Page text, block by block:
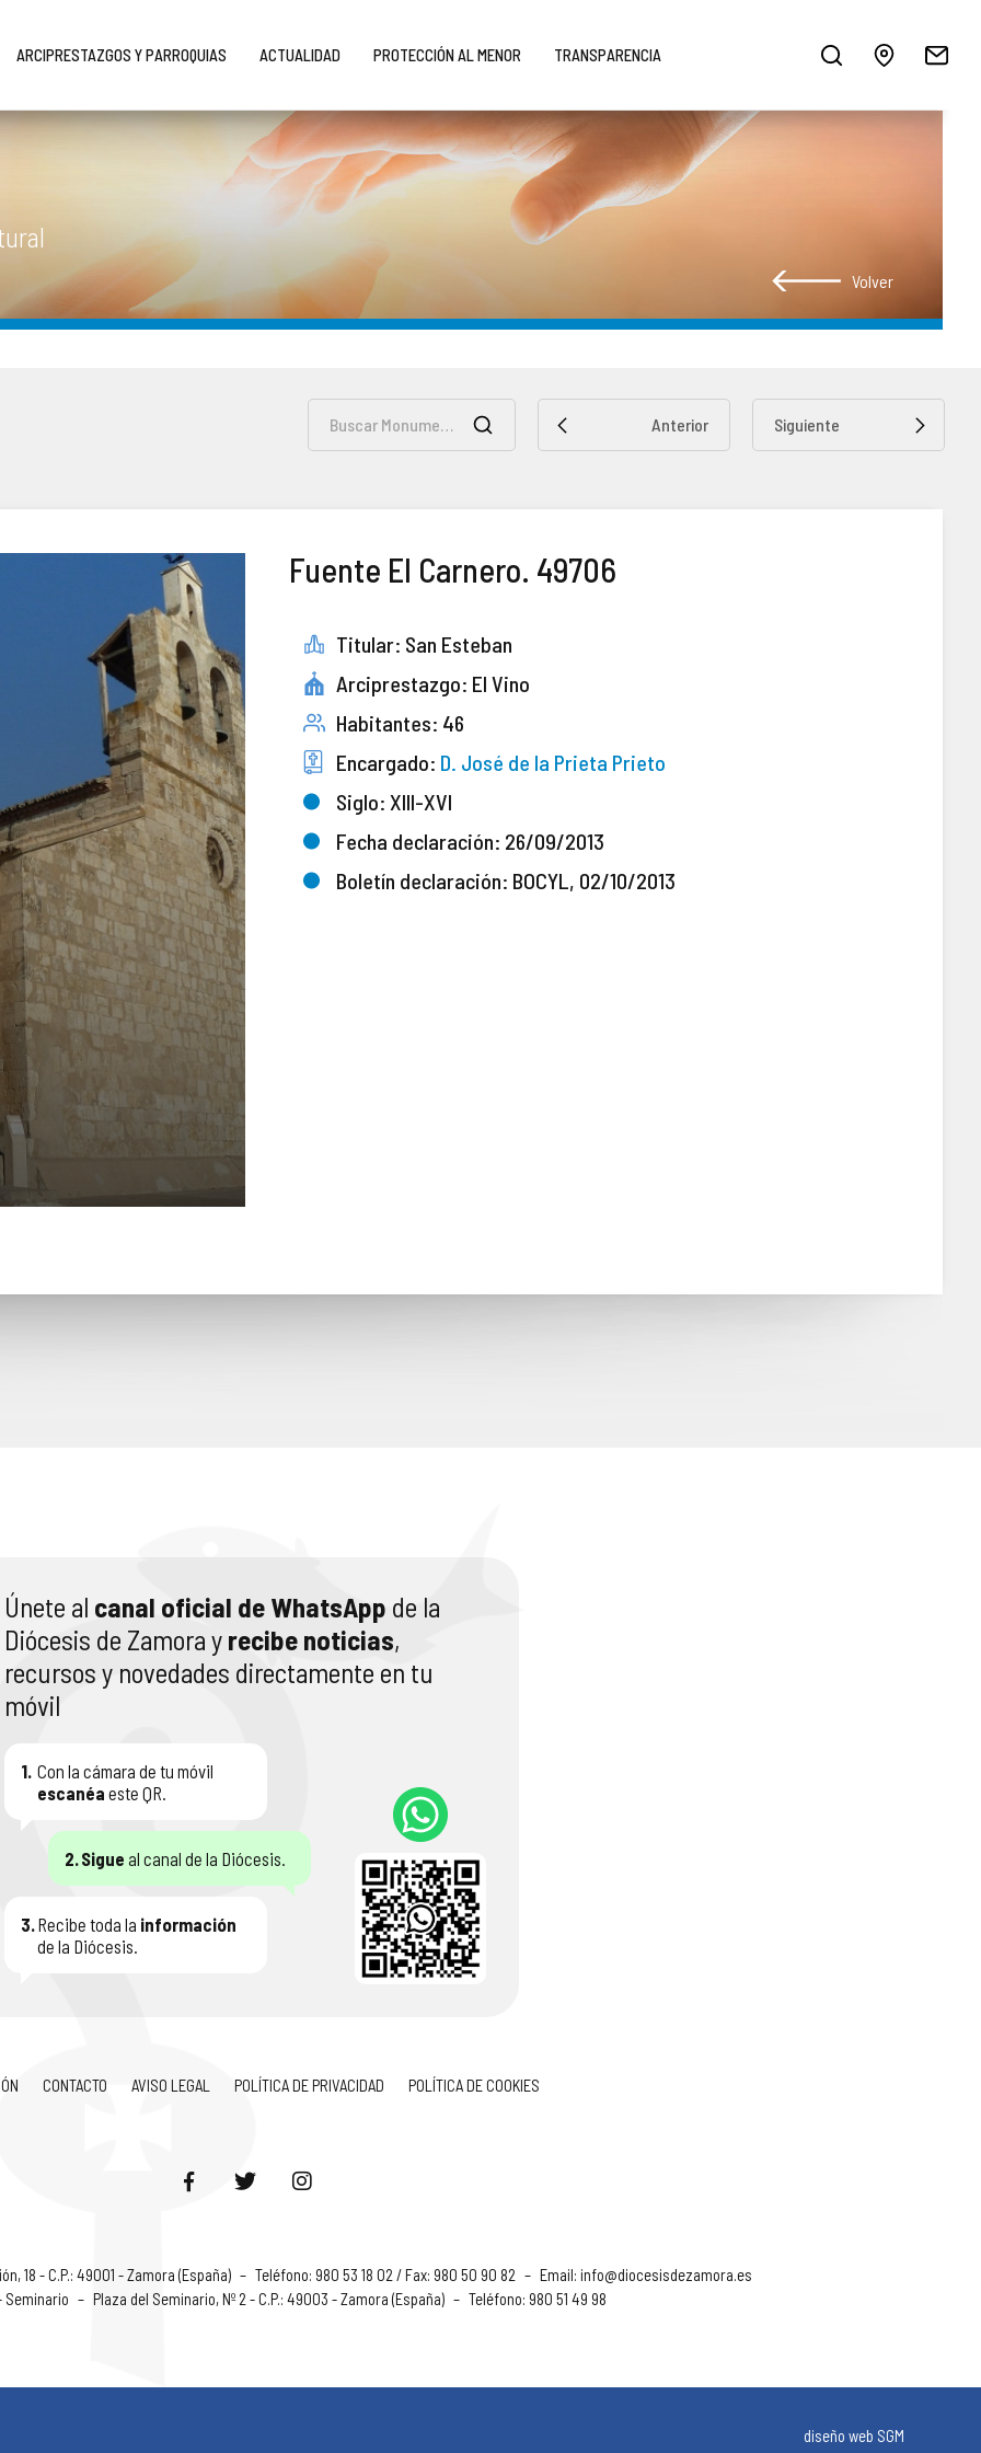
ARCIPRESTAZGOS Y PARROQUIAS ACTUALIDAD PROTECCIÓN AL MENOR TRANSPARENCIA
Volver
Anterior Siguiente
Fuente El Carnero. 49706
Titular: San Esteban
Arciprestazgo: El Vino
Habitantes: 46
Encargado: D. José de la Prieta Prieto
Siglo: XIII-XVI
Fecha declaración: 26/09/2013
Boletín declaración: BOCYL, 02/10/2013
Únete al canal oficial de WhatsApp de la
Diócesis de Zamora y recibe noticias,
recursos y novedades directamente en tu
móvil
1. Con la cámara de tu móvil
escanéa este QR.
2.Sigue al canal de la Diócesis.
3.Recibe toda la información
de la Diócesis.
CONTACTO AVISO LEGAL POLÍTICA DE PRIVACIDAD POLÍTICA DE COOKIES
18 - C.P.: 49001 - Zamora (España) – Teléfono: 980 53 18 02 / Fax: 980 50 90 82 – Email: info@diocesisdezamora.es
Seminario – Plaza del Seminario, Nº 2 - C.P.: 49003 - Zamora (España) – Teléfono: 980 51 49 98
diseño web SGM